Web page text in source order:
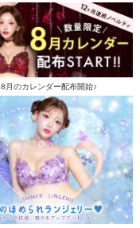
8月のカレンダー配布開始♪